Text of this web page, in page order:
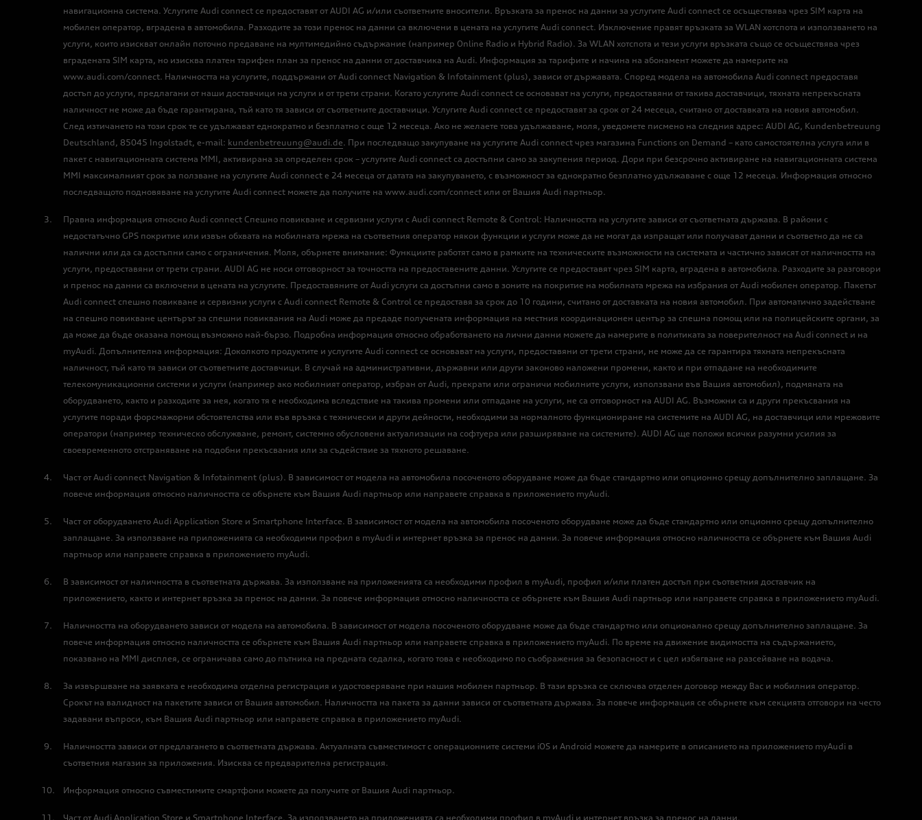
навигационна система. Услугите Audi connect се предоставят от AUDI AG и/или съответните вносители. Връзката за пренос на данни за услугите Audi connect се осъществява чрез SIM карта на
мобилен оператор, вградена в автомобила. Разходите за този пренос на данни са включени в цената на услугите Audi connect. Изключение правят връзката за WLAN хотспота и използването на
услуги, които изискват онлайн поточно предаване на мултимедийно съдържание (например Online Radio и Hybrid Radio). За WLAN хотспота и тези услуги връзката също се осъществява чрез
вградената SIM карта, но изисква платен тарифен план за пренос на данни от доставчика на Audi. Информация за тарифите и начина на абонамент можете да намерите на
www.audi.com/connect. Наличността на услугите, поддържани от Audi connect Navigation & Infotainment (plus), зависи от държавата. Според модела на автомобила Audi connect предоставя
достъп до услуги, предлагани от наши доставчици на услуги и от трети страни. Когато услугите Audi connect се основават на услуги, предоставяни от такива доставчици, тяхната непрекъсната
наличност не може да бъде гарантирана, тъй като тя зависи от съответните доставчици. Услугите Audi connect се предоставят за срок от 24 месеца, считано от доставката на новия автомобил.
След изтичането на този срок те се удължават еднократно и безплатно с още 12 месеца. Ако не желаете това удължаване, моля, уведомете писмено на следния адрес: AUDI AG, Kundenbetreuung
Deutschland, 85045 Ingolstadt, e-mail: kundenbetreuung@audi.de . При последващо закупуване на услугите Audi connect чрез магазина Functions on Demand – като самостоятелна услуга или в
пакет с навигационната система MMI, активирана за определен срок – услугите Audi connect са достъпни само за закупения период. Дори при безсрочно активиране на навигационната система
MMI максималният срок за ползване на услугите Audi connect е 24 месеца от датата на закупуването, с възможност за еднократно безплатно удължаване с още 12 месеца. Информация относно
последващото подновяване на услугите Audi connect можете да получите на www.audi.com/connect или от Вашия Audi партньор.
Правна информация относно Audi connect Спешно повикване и сервизни услуги с Audi connect Remote & Control: Наличността на услугите зависи от съответната държава. В райони с
недостатъчно GPS покритие или извън обхвата на мобилната мрежа на съответния оператор някои функции и услуги може да не могат да изпращат или получават данни и съответно да не са
налични или да са достъпни само с ограничения. Моля, обърнете внимание: Функциите работят само в рамките на техническите възможности на системата и частично зависят от наличността на
услуги, предоставяни от трети страни. AUDI AG не носи отговорност за точността на предоставените данни. Услугите се предоставят чрез SIM карта, вградена в автомобила. Разходите за разговори
и пренос на данни са включени в цената на услугите. Предоставяните от Audi услуги са достъпни само в зоните на покритие на мобилната мрежа на избрания от Audi мобилен оператор. Пакетът
Audi connect спешно повикване и сервизни услуги с Audi connect Remote & Control се предоставя за срок до 10 години, считано от доставката на новия автомобил. При автоматично задействане
на спешно повикване центърът за спешни повиквания на Audi може да предаде получената информация на местния координационен център за спешна помощ или на полицейските органи, за
да може да бъде оказана помощ възможно най-бързо. Подробна информация относно обработването на лични данни можете да намерите в политиката за поверителност на Audi connect и на
myAudi. Допълнителна информация: Доколкото продуктите и услугите Audi connect се основават на услуги, предоставяни от трети страни, не може да се гарантира тяхната непрекъсната
наличност, тъй като тя зависи от съответните доставчици. В случай на административни, държавни или други законово наложени промени, както и при отпадане на необходимите
телекомуникационни системи и услуги (например ако мобилният оператор, избран от Audi, прекрати или ограничи мобилните услуги, използвани във Вашия автомобил), подмяната на
оборудването, както и разходите за нея, когато тя е необходима вследствие на такива промени или отпадане на услуги, не са отговорност на AUDI AG. Възможни са и други прекъсвания на
услугите поради форсмажорни обстоятелства или във връзка с технически и други дейности, необходими за нормалното функциониране на системите на AUDI AG, на доставчици или мрежовите
оператори (например техническо обслужване, ремонт, системно обусловени актуализации на софтуера или разширяване на системите). AUDI AG ще положи всички разумни усилия за
своевременното отстраняване на подобни прекъсвания или за съдействие за тяхното решаване.
Част от Audi connect Navigation & Infotainment (plus). В зависимост от модела на автомобила посоченото оборудване може да бъде стандартно или опционно срещу допълнително заплащане. За
повече информация относно наличността се обърнете към Вашия Audi партньор или направете справка в приложението myAudi.
Част от оборудването Audi Application Store и Smartphone Interface. В зависимост от модела на автомобила посоченото оборудване може да бъде стандартно или опционно срещу допълнително
заплащане. За използване на приложенията са необходими профил в myAudi и интернет връзка за пренос на данни. За повече информация относно наличността се обърнете към Вашия Audi
партньор или направете справка в приложението myAudi.
В зависимост от наличността в съответната държава. За използване на приложенията са необходими профил в myAudi, профил и/или платен достъп при съответния доставчик на
приложението, както и интернет връзка за пренос на данни. За повече информация относно наличността се обърнете към Вашия Audi партньор или направете справка в приложението myAudi.
Наличността на оборудването зависи от модела на автомобила. В зависимост от модела посоченото оборудване може да бъде стандартно или опционално срещу допълнително заплащане. За
повече информация относно наличността се обърнете към Вашия Audi партньор или направете справка в приложението myAudi. По време на движение видимостта на съдържанието,
показвано на MMI дисплея, се ограничава само до пътника на предната седалка, когато това е необходимо по съображения за безопасност и с цел избягване на разсейване на водача.
За извършване на заявката е необходима отделна регистрация и удостоверяване при нашия мобилен партньор. В тази връзка се сключва отделен договор между Вас и мобилния оператор.
Срокът на валидност на пакетите зависи от Вашия автомобил. Наличността на пакета за данни зависи от съответната държава. За повече информация се обърнете към секцията отговори на често
задавани въпроси, към Вашия Audi партньор или направете справка в приложението myAudi.
Наличността зависи от предлагането в съответната държава. Актуалната съвместимост с операционните системи iOS и Android можете да намерите в описанието на приложението myAudi в
съответния магазин за приложения. Изисква се предварителна регистрация.
Информация относно съвместимите смартфони можете да получите от Вашия Audi партньор.
Част от Audi Application Store и Smartphone Interface. За използването на приложенията са необходими профил в myAudi и интернет връзка за пренос на данни.